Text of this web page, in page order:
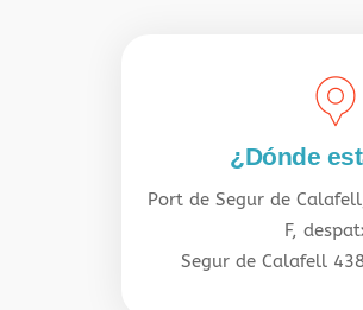
¿Dónde
Port de Segur de
F,
Segur de Calafell